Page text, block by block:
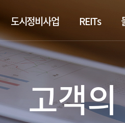
도시정비사업 REITs
고객